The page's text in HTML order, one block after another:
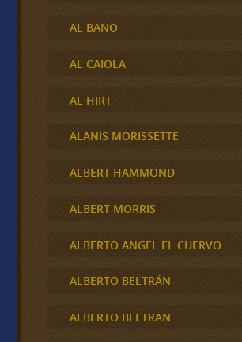
AL BANO
AL CAIOLA
AL HIRT
ALANIS MORISSETTE
ALBERT HAMMOND
ALBERT MORRIS
ALBERTO ANGEL EL CUERVO
ALBERTO BELTRÁN
ALBERTO BELTRAN